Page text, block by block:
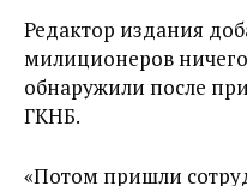
Редактор издания
милиционеров
обнаружили после
ГКНБ.
«Потом пришли